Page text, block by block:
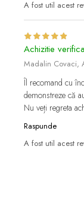
A fost util acest
Achizitie
Madalin Covaci,
Îl recomand cu
demonstreze că
Nu veți regreta
Raspunde
A fost util acest